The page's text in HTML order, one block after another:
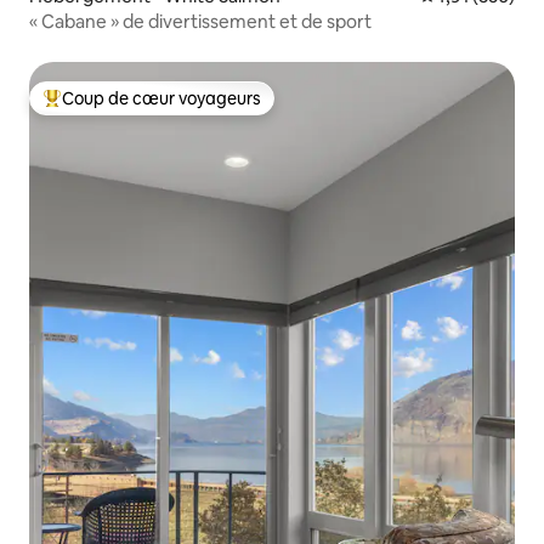
« Cabane » de divertissement et de sport
Coups de cœur voyageurs les plus appréciés
Coup de cœur voyageurs